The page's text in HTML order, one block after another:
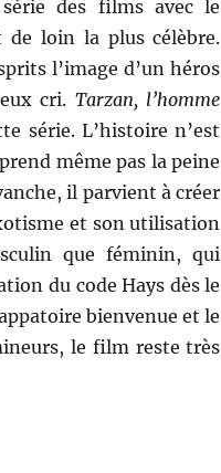
des films avec le
de loin la plus célèbre.
l’image d’un héros
cri. Tarzan, l’homme
série. L’histoire n’est
même pas la peine
il parvient à créer
et son utilisation
que féminin, qui
du code Hays dès le
bienvenue et le
le film reste très